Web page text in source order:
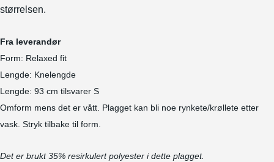
størrelsen.
Fra leverandør
Form: Relaxed fit
Lengde: Knelengde
Lengde: 93 cm tilsvarer S
Omform mens det er vått. Plagget kan bli noe rynkete/krøllete etter
vask. Stryk tilbake til form.
Det er brukt 35% resirkulert polyester i dette plagget.